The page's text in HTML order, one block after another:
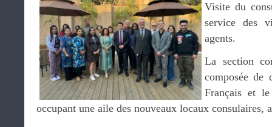
Visite du
service des
agents.
La section
composée de
Français et
occupant une aile des nouveaux locaux consulaires,